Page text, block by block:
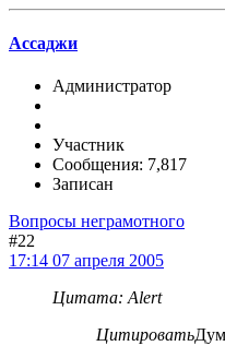
Ассаджи
Администратор
Участник
Сообщения: 7,817
Записан
Вопросы неграмотного
#22
17:14 07 апреля 2005
Цитата: Alert
Цитировать